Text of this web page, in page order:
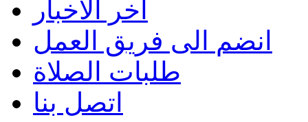
اخر الاخبار
انضم الى فريق العمل
طلبات الصلاة
اتصل بنا